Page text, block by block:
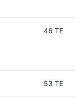
46 TE
53 TE